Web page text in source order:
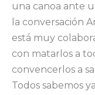
una canoa ante
la conversación
está muy
con matarlos a
convencerlos a
Todos sabemos